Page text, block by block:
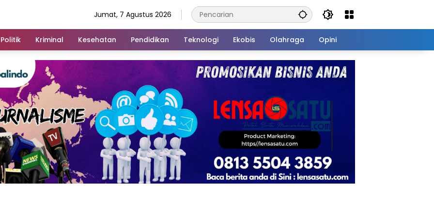
Jumat, 7 Agustus 2026
Politik Kriminal Kesehatan Pendidikan Teknologi Ekobis Olahraga Opini